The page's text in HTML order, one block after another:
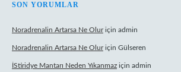
SON YORUMLAR
Noradrenalin Artarsa Ne Oluriçin admin
Noradrenalin Artarsa Ne Oluriçin Gülseren
İStiridye Mantarı Neden Yıkanmaz için admin